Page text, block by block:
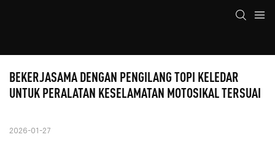
BEKERJASAMA DENGAN PENGILANG TOPI KELEDAR
UNTUK PERALATAN KESELAMATAN MOTOSIKAL TERSUAI
2026-01-27